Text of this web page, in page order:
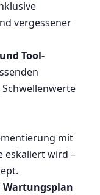
vergessener
Tool-
mit
eskaliert wird –
Wartungsplan